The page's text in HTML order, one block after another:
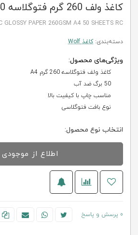
کاغذ ولف 260 گرم فتوگلاسه 50 برگی A4
GLOSSY PAPER 260GSM A4 50 SHEETS RC
دسته‌بندی:کاغذ Wolf
ویژگی‌های محصول:
کاغذ ولف فتوگلاسه 260 گرم A4
50 برگ ضد آب
مناسب چاپ با کیفیت بالا
نوع بافت فتوگلاسی
انتخاب نوع محصول:
اطلاع از موجودی
0 پرسش و پاسخ